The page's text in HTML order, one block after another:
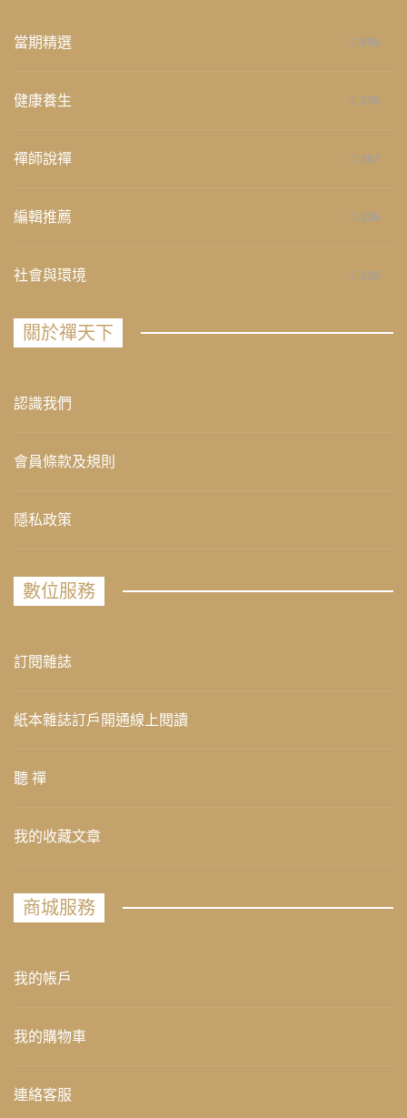
當期精選 658
健康養生 276
禪師說禪 267
編輯推薦 236
社會與環境 235
關於禪天下
認識我們
會員條款及規則
隱私政策
數位服務
訂閱雜誌
紙本雜誌訂戶開通線上閱讀
聽 禪
我的收藏文章
商城服務
我的帳戶
我的購物車
連絡客服